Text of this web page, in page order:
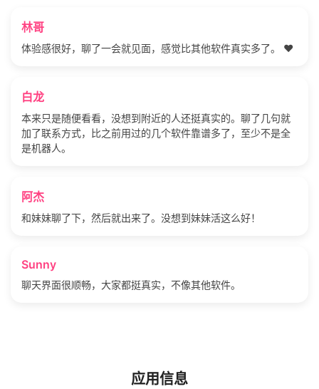
林哥
体验感很好，聊了一会就见面，感觉比其他软件真实多了。 ❤️
白龙
本来只是随便看看，没想到附近的人还挺真实的。聊了几句就
加了联系方式，比之前用过的几个软件靠谱多了，至少不是全
是机器人。
阿杰
和妹妹聊了下，然后就出来了。没想到妹妹活这么好！
Sunny
聊天界面很顺畅，大家都挺真实，不像其他软件。
应用信息